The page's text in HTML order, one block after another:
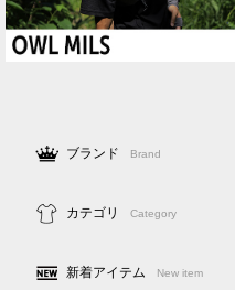
ブランド Brand
カテゴリ Category
新着アイテム New item